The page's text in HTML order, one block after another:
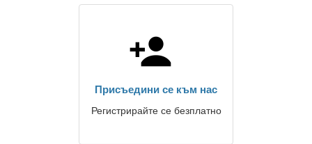
Присъедини се към нас
Регистрирайте се безплатно